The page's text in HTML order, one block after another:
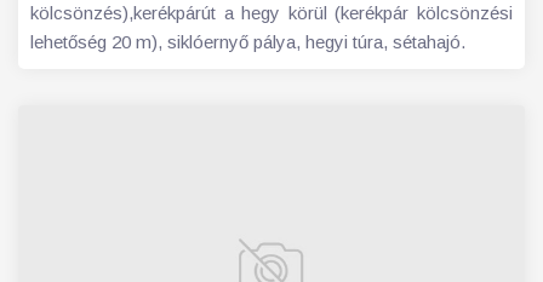
kölcsönzés),kerékpárút a hegy körül (kerékpár kölcsönzési
lehetőség 20 m), siklóernyő pálya, hegyi túra, sétahajó.